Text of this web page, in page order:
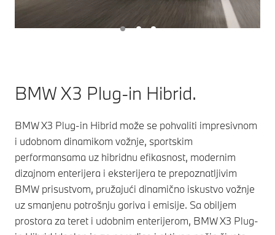
BMW X3 Plug-in Hibrid.
BMW X3 Plug-in Hibrid može se pohvaliti impresivnom
i udobnom dinamikom vožnje, sportskim
performansama uz hibridnu efikasnost, modernim
dizajnom enterijera i eksterijera te prepoznatljivim
BMW prisustvom, pružajući dinamično iskustvo vožnje
uz smanjenu potrošnju goriva i emisije. Sa obiljem
prostora za teret i udobnim enterijerom, BMW X3 Plug-